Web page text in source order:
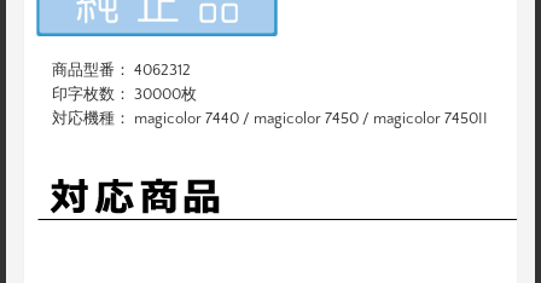
商品型番： 4062312
印字枚数： 30000枚
対応機種： magicolor 7440 / magicolor 7450 / magicolor 7450II